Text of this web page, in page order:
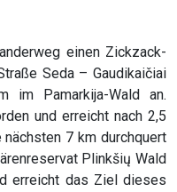
einen Zickzack-
Seda – Gaudikaičiai
im Pamarkija-Wald an.
und erreicht nach 2,5
7 km durchquert
Plinkšių Wald
erreicht das Ziel dieses